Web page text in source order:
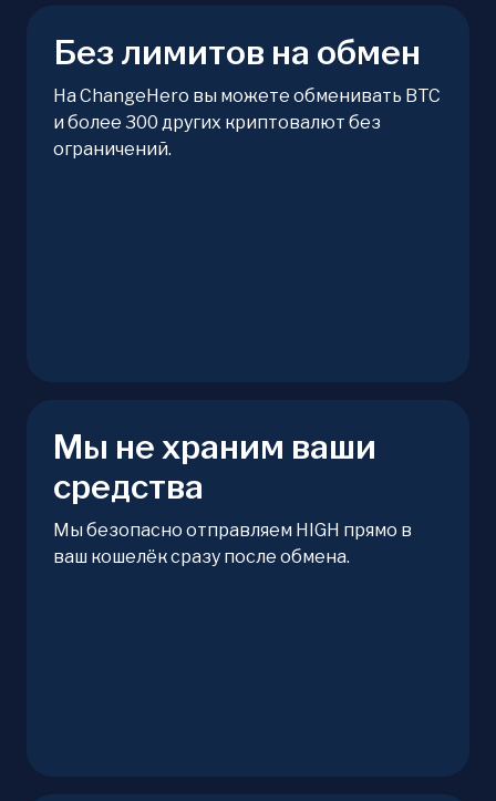
Без лимитов на обмен
На ChangeHero вы можете обменивать BTC
и более 300 других криптовалют без
ограничений.
Мы не храним ваши
средства
Мы безопасно отправляем HIGH прямо в
ваш кошелёк сразу после обмена.